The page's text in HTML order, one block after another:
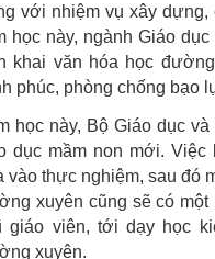
với nhiệm vụ xây
học này, ngành Giáo
khai văn hóa học
phúc, phòng chống
học này, Bộ Giáo dục
dục mầm non mới.
vào thực nghiệm, sau đó
xuyên cũng sẽ có
giáo viên, tới dạy học
xuyên.